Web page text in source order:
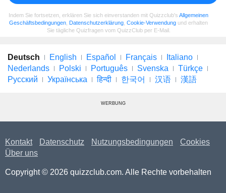
Indem Sie fortsetzen, erklären Sie sich einverstanden mit Quizzclub's Allgemeinen
Geschäftsbedingungen Datenschutzerklärung Cookie-Verwendung und erhalten
Sie tägliche Quizfragen vom QuizzClub per E-Mail.
Deutsch English Español Français
Italiano
Nederlands
Polski Português Svenska
Türkçe
Русский
Українська हिन्दी 한국어 汉语 漢語
WERBUNG
Kontakt Datenschutz Nutzungsbedingungen
Cookies
Über uns
Copyright © 2026 quizzclub.com. Alle Rechte vorbehalten